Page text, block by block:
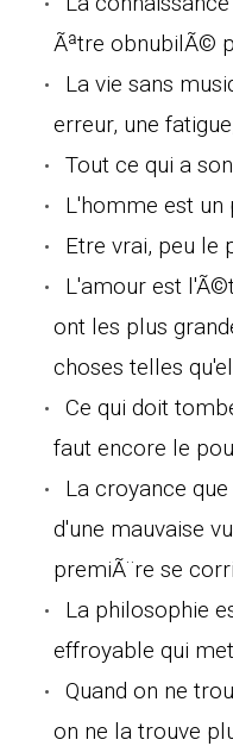
Ãªtre obnubilÃ©
La vie sans
erreur, une
Tout ce qui a
L'homme est un
Etre vrai, peu le
L'amour est
ont les plus
choses telles
Ce qui doit
faut encore le
La croyance
d'une mauvaise
premiÃ¨re se
La philosophie
effroyable qui
Quand on ne
on ne la trouve